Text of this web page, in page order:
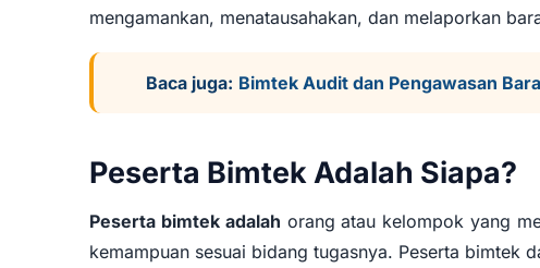
mengamankan, menatausahakan, dan melaporkan
Baca juga: Bimtek Audit dan Pengawasan
Peserta Bimtek Adalah Siapa?
Peserta bimtek adalah orang atau kelompok yang
kemampuan sesuai bidang tugasnya. Peserta bimtek